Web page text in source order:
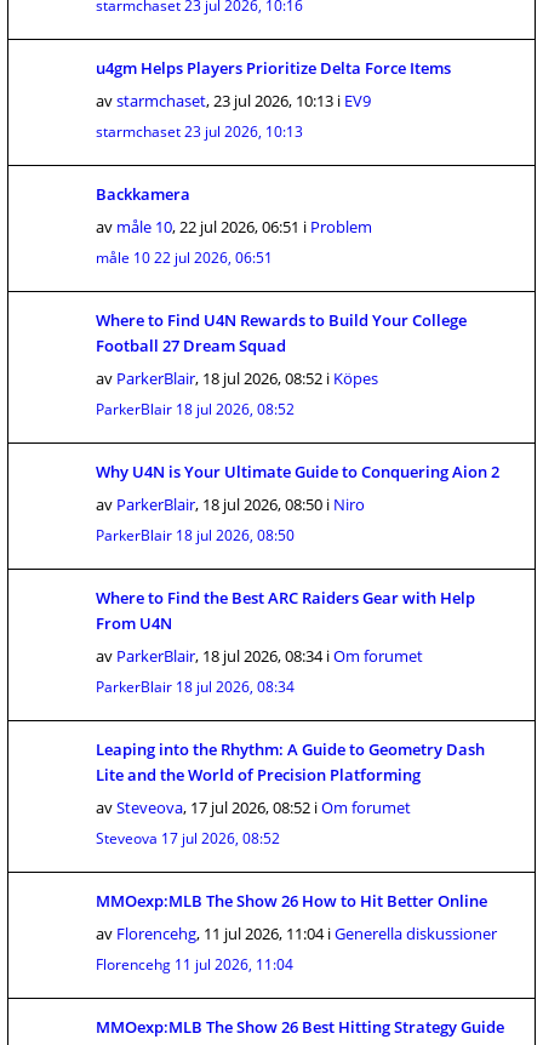
starmchaset23 jul 2026, 10:16
u4gm Helps Players Prioritize Delta Force Items
avstarmchaset,23 jul 2026, 10:13 i EV9
starmchaset23 jul 2026, 10:13
Backkamera
av måle 10,22 jul 2026, 06:51 i Problem
måle 1022 jul 2026, 06:51
Where to Find U4N Rewards to Build Your College
Football 27 Dream Squad
av ParkerBlair, 18 jul 2026, 08:52 i Köpes
ParkerBlair 18 jul 2026, 08:52
Why U4N is Your Ultimate Guide to Conquering Aion 2
av ParkerBlair, 18 jul 2026, 08:50 i Niro
ParkerBlair 18 jul 2026, 08:50
Where to Find the Best ARC Raiders Gear with Help
From U4N
av ParkerBlair, 18 jul 2026, 08:34iOm forumet
ParkerBlair 18 jul 2026, 08:34
Leaping into the Rhythm: A Guide to Geometry Dash
Lite and the World of Precision Platforming
avSteveova, 17 jul 2026, 08:52 iOm forumet
Steveova 17 jul 2026, 08:52
MMOexp:MLB The Show 26 How to Hit Better Online
av Florencehg, 11 jul 2026, 11:04iGenerella diskussioner
Florencehg 11 jul 2026, 11:04
MMOexp:MLB The Show 26 Best Hitting Strategy Guide